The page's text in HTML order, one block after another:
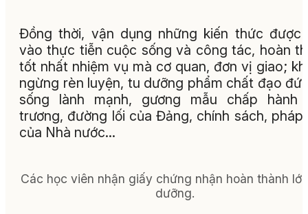
Đồng thời, vận dụng những kiến thức được
vào thực tiễn cuộc sống và công tác, hoàn
tốt nhất nhiệm vụ mà cơ quan, đơn vị giao;
ngừng rèn luyện, tu dưỡng phẩm chất đạo
sống lành mạnh, gương mẫu chấp hành
trương, đường lối của Đảng, chính sách, pháp
của Nhà nước…
Các học viên nhận giấy chứng nhận hoàn thành
dưỡng.